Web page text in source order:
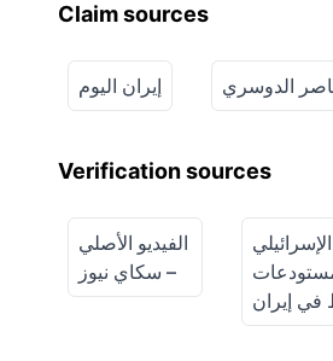
Claim sources
إيران اليوم الدوسري
Verification sources
الفيديو الأصلي
– سكاي نيوز
في إيران